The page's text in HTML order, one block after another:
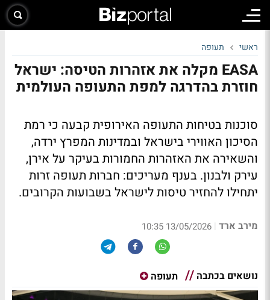
ראשי תעופה
EASA מקלה את אזהרות הטיסה: ישראל
חוזרת בהדרגה למפת התעופה העולמית
סוכנות בטיחות התעופה האירופית קבעה כי רמת
הסיכון האווירי בישראל ובמדינות המפרץ ירדה,
והשאירה את האזהרות החמורות בעיקר על אירן,
עירק ולבנון. בענף מעריכים: חברות תעופה זרות
יתחילו להחזיר טיסות לישראל בשבועות הקרובים.
מירב ארד |
13/05/2026 10:35
נושאים בכתבה תעופה